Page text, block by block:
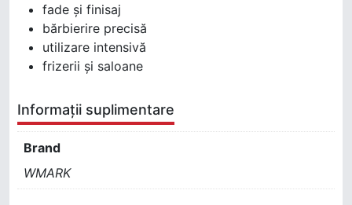
fade și finisaj
bărbierire precisă
utilizare intensivă
frizerii și saloane
Informații suplimentare
Brand
WMARK